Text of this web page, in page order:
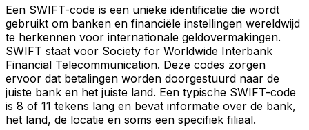
Een SWIFT-code is een unieke identificatie die wordt
gebruikt om banken en financiële instellingen wereldwijd
te herkennen voor internationale geldovermakingen.
SWIFT staat voor Society for Worldwide Interbank
Financial Telecommunication. Deze codes zorgen
ervoor dat betalingen worden doorgestuurd naar de
juiste bank en het juiste land. Een typische SWIFT-code
is 8 of 11 tekens lang en bevat informatie over de bank,
het land, de locatie en soms een specifiek filiaal.